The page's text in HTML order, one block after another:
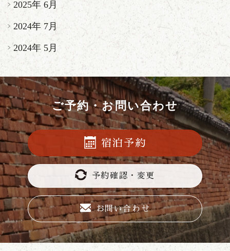
2025年 6月
2024年 7月
2024年 5月
ご予約・お問い合わせ
宿泊予約
予約確認・変更
お問い合わせ